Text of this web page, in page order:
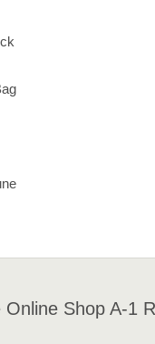
Online Shop A-1